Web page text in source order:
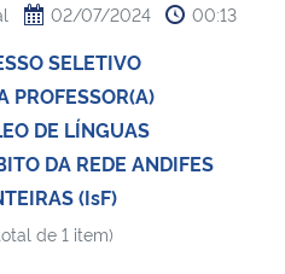
02/07/2024 00:13
SELETIVO
PROFESSOR(A)
DE LÍNGUAS
DA REDE ANDIFES
(IsF)
de 1 item)